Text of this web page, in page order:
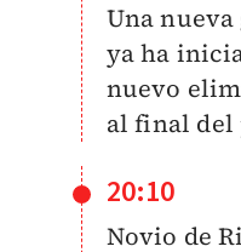
Una
ya ha
nuevo
al final del
20:10
Novio de